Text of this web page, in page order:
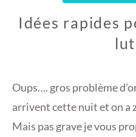
Idées rapides
7
V
Oups…. gros problème
arrivent cette nuit et on a
Mais pas grave je vous